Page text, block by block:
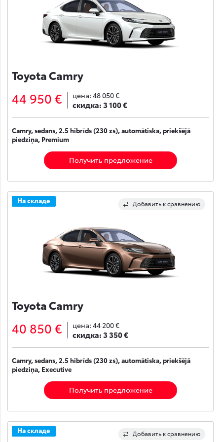
Toyota Camry
44 950 € цена: 48 050 €
скидка:3 100 €
Camry, sedans, 2.5 hibrīds (230 zs), automātiska, priekšējā
piedziņa, Premium
Получить предложение
Добавить к сравнению
На складе
Toyota Camry
40 850 € цена: 44 200 €
скидка:3 350 €
Camry, sedans, 2.5 hibrīds (230 zs), automātiska, priekšējā
piedziņa, Executive
Получить предложение
Добавить к сравнению
На складе